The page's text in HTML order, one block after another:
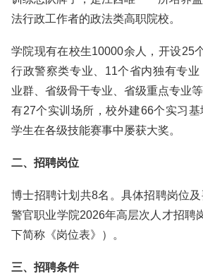
法行政工作者的政法类高职院校。
学院现有在校生10000余人，开设25
行政警察类专业、11个省内独有专
业群、省级骨干专业、省级重点专业
有27个实训场所，校外建66个实习基
学生在各级技能赛事中屡获大奖。
二、招聘岗位
博士招聘计划共8名。具体招聘岗位
警官职业学院2026年高层次人才招聘
下简称《岗位表》）。
三、招聘条件